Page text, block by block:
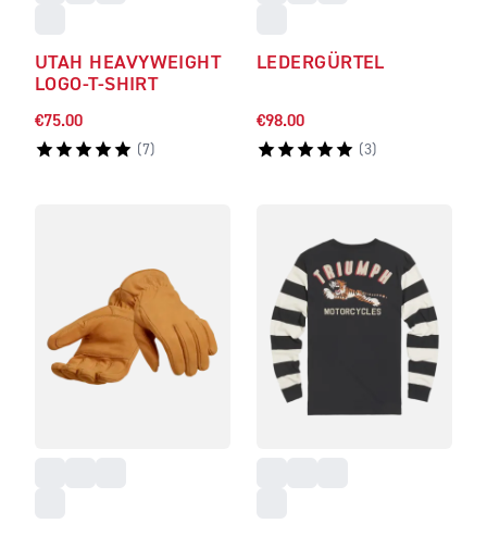
UTAH HEAVYWEIGHT
LOGO-T-SHIRT
€75.00
(7)
LEDERGÜRTEL
€98.00
(3)